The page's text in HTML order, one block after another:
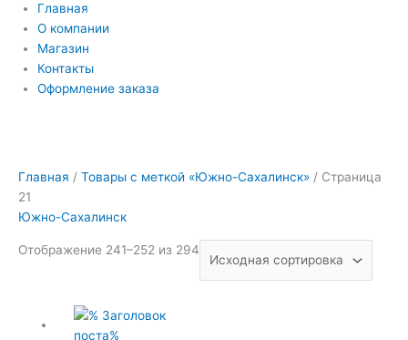
Главная
О компании
Магазин
Контакты
Оформление заказа
Главная / Товары с меткой «Южно-Сахалинск» / Страница
21
Южно-Сахалинск
Отображение 241–252 из 294